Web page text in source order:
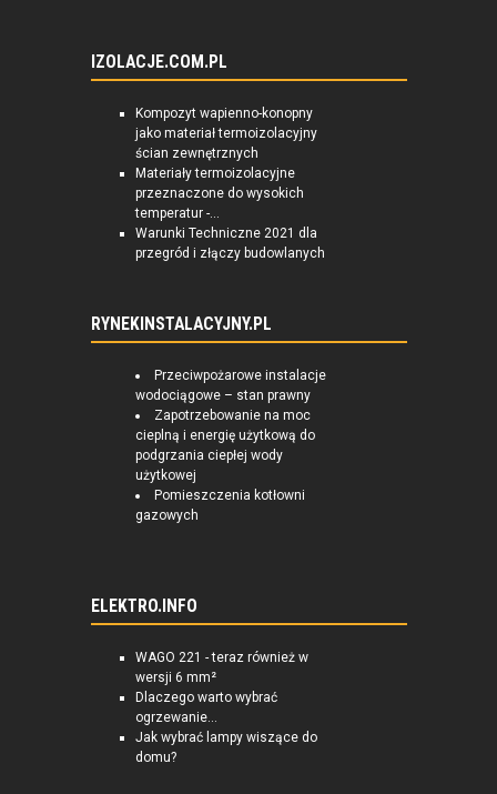
IZOLACJE.COM.PL
Kompozyt wapienno-konopny
jako materiał termoizolacyjny
ścian zewnętrznych
Materiały termoizolacyjne
przeznaczone do wysokich
temperatur -...
Warunki Techniczne 2021 dla
przegród i złączy budowlanych
RYNEKINSTALACYJNY.PL
Przeciwpożarowe instalacje
wodociągowe – stan prawny
Zapotrzebowanie na moc
cieplną i energię użytkową do
podgrzania ciepłej wody
użytkowej
Pomieszczenia kotłowni
gazowych
ELEKTRO.INFO
WAGO 221 - teraz również w
wersji 6 mm²
Dlaczego warto wybrać
ogrzewanie...
Jak wybrać lampy wiszące do
domu?